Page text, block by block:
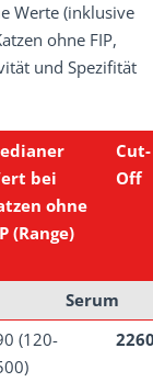
Werte (inklusive
ohne FIP,
und Spezifität
bei
ohne
(Range)
Cut-
Off
Serum
(120-